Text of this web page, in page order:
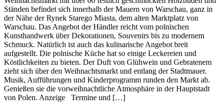
Ständen befindet sich innerhalb der Mauern von Warschau, ganz in
der Nähe der Rynek Starego Miasta, dem alten Marktplatz von
Warschau. Das Angebot der Händler reicht vom polnischen
Kunsthandwerk über Dekorationen, Souvenirs bis zu modernem
Schmuck. Natürlich ist auch das kulinarische Angebot breit
aufgestellt. Die polnische Küche hat so einige Leckereien und
Köstlichkeiten zu bieten. Der Duft von Glühwein und Gebratenem
zieht sich über den Weihnachtsmarkt und entlang der Stadtmauer.
Musik, Aufführungen und Kinderprogramm runden den Markt ab.
Genießen sie die vorweihnachtliche Atmosphäre in der Hauptstadt
von Polen. Anzeige Termine und […]